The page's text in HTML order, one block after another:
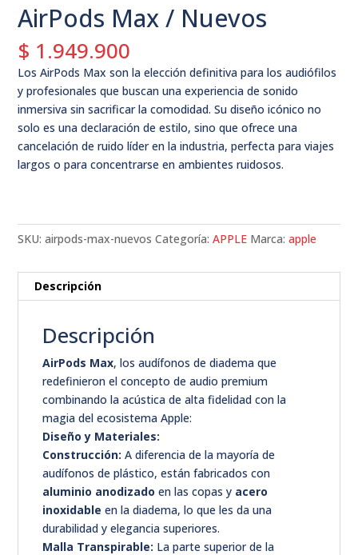
AirPods Max / Nuevos
$ 1.949.900
Los AirPods Max son la elección definitiva para los audiófilos
y profesionales que buscan una experiencia de sonido
inmersiva sin sacrificar la comodidad. Su diseño icónico no
solo es una declaración de estilo, sino que ofrece una
cancelación de ruido líder en la industria, perfecta para viajes
largos o para concentrarse en ambientes ruidosos.
SKU:airpods-max-nuevos Categoría:APPLE Marca:apple
Descripción
Descripción
AirPods Max, los audífonos de diadema que
redefinieron el concepto de audio premium
combinando la acústica de alta fidelidad con la
magia del ecosistema Apple:
Diseño y Materiales:
Construcción: A diferencia de la mayoría de
audífonos de plástico, están fabricados con
aluminio anodizado en las copas y acero
inoxidable en la diadema, lo que les da una
durabilidad y elegancia superiores.
Malla Transpirable: La parte superior de la